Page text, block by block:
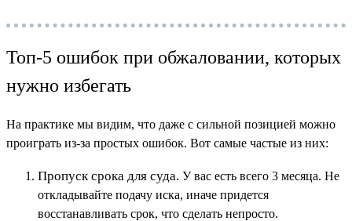
Топ-5 ошибок при обжаловании, которых
нужно избегать
На практике мы видим, что даже с сильной позицией можно
проиграть из-за простых ошибок. Вот самые частые из них:
Пропуск срока для суда. У вас есть всего 3 месяца. Не
откладывайте подачу иска, иначе придется
восстанавливать срок, что сделать непросто.